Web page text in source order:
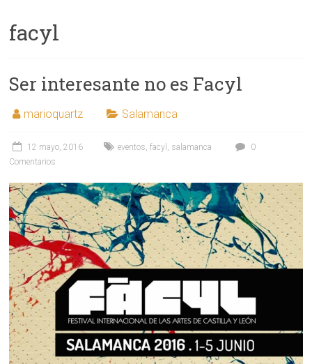
facyl
Ser interesante no es Facyl
marioquartz Salamanca
12 mayo, 2016 eventos,facyl , salamanca
0
Comentarios